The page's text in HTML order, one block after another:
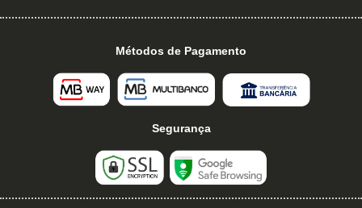
Métodos de Pagamento
Segurança